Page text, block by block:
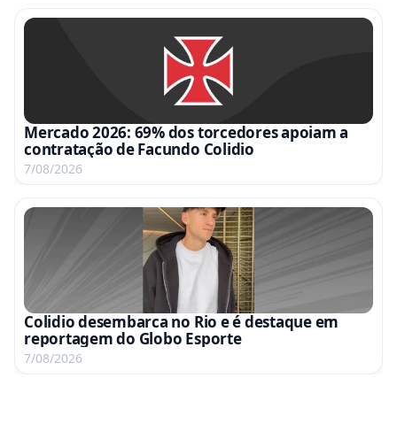
Mercado 2026: 69% dos torcedores apoiam a
contratação de Facundo Colidio
7/08/2026
Colidio desembarca no Rio e é destaque em
reportagem do Globo Esporte
7/08/2026